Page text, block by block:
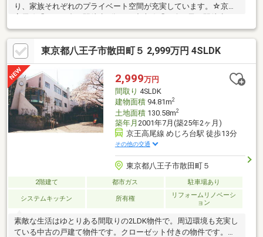
り、家族それぞれのプライベート空間が充実しています。☆京王
分！☆万葉公園徒歩1分、スーパー徒歩10分！アクセス良好！閑
静な住宅街に位置する魅力的な中古住宅を、ぜひ一度ご確認くだ
さい。お問い合わせをお待ちしております！インターネット、チ
ラシなどに掲載できない物件も多数ございます！お住まい探しは
朝日土地建物(株)八王子店 営業3課にお任せください。
東京都八王子市散田町５ 2,999万円 4SLDK
2,999万円
間取り 4SLDK
建物面積94.81m2
土地面積130.58m2
築年月 2001年7月(築25年2ヶ月)
京王高尾線 めじろ台駅 徒歩13分
その他の交通
東京都八王子市散田町５
2階建て 都市ガス 駐車場あり
システムキッチン 所有権
リフォームリノベーシ
ョン
素敵な生活はゆとりある間取りの2LDK物件で。周辺環境も充実し
ている中古の戸建て物件です。クローゼット付きの物件です。駐